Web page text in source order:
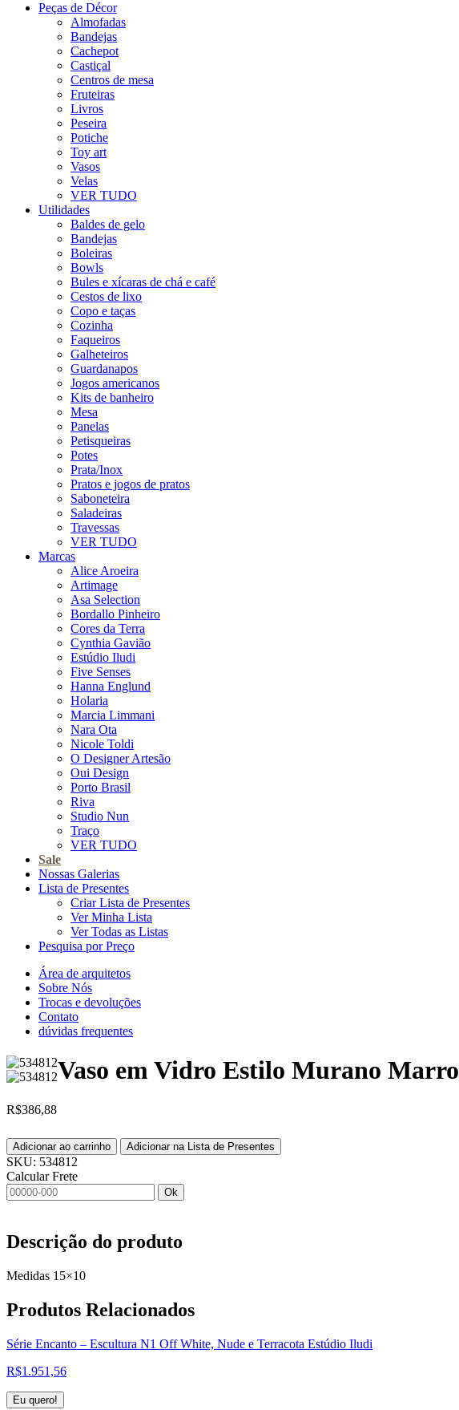
Peças de Décor
Almofadas
Bandejas
Cachepot
Castiçal
Centros de mesa
Fruteiras
Livros
Peseira
Potiche
Toy art
Vasos
Velas
VER TUDO
Utilidades
Baldes de gelo
Bandejas
Boleiras
Bowls
Bules e xícaras de chá e café
Cestos de lixo
Copo e taças
Cozinha
Faqueiros
Galheteiros
Guardanapos
Jogos americanos
Kits de banheiro
Mesa
Panelas
Petisqueiras
Potes
Prata/Inox
Pratos e jogos de pratos
Saboneteira
Saladeiras
Travessas
VER TUDO
Marcas
Alice Aroeira
Artimage
Asa Selection
Bordallo Pinheiro
Cores da Terra
Cynthia Gavião
Estúdio Iludi
Five Senses
Hanna Englund
Holaria
Marcia Limmani
Nara Ota
Nicole Toldi
O Designer Artesão
Oui Design
Porto Brasil
Riva
Studio Nun
Traço
VER TUDO
Sale
Nossas Galerias
Lista de Presentes
Criar Lista de Presentes
Ver Minha Lista
Ver Todas as Listas
Pesquisa por Preço
Área de arquitetos
Sobre Nós
Trocas e devoluções
Contato
dúvidas frequentes
Vaso em Vidro Estilo Murano
R$386,88
Adicionar ao carrinho Adicionar na Lista de Presentes
SKU: 534812
Calcular Frete
Ok
Descrição do produto
Medidas 15×10
Produtos Relacionados
Série Encanto – Escultura N1 Off White, Nude e Terracota Estúdio Iludi
R$1.951,56
Eu quero!